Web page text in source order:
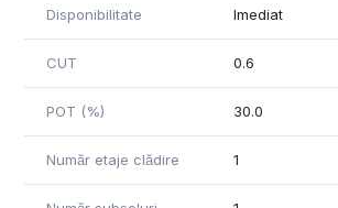
✔ Investiție pe termen lung într-o zonă cu
unei parcele vecine suplimentare de 527
Locația este în centrul geografic al satului
5 minute de mers cu mașina de Castelul
de mers cu mașina de Râșnov prin
Disponibilitate Imediat
CUT 0.6
POT (%) 30.0
Număr etaje clădire 1